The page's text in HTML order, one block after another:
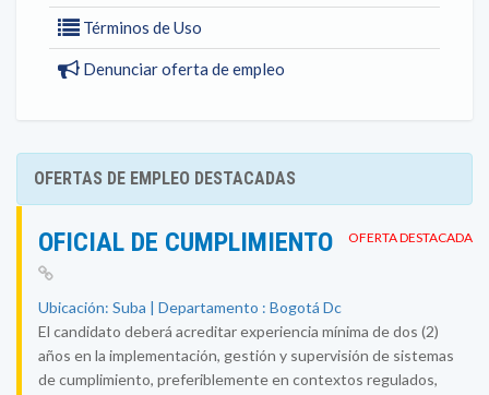
Términos de Uso
Denunciar oferta de empleo
OFERTAS DE EMPLEO DESTACADAS
OFERTA DESTACADA
OFICIAL DE CUMPLIMIENTO
Ubicación: Suba | Departamento : Bogotá Dc
El candidato deberá acreditar experiencia mínima de dos (2)
años en la implementación, gestión y supervisión de sistemas
de cumplimiento, preferiblemente en contextos regulados,